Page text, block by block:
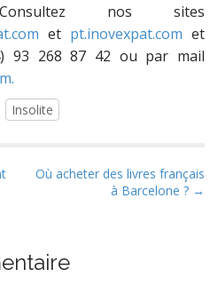
nos sites
et pt.inovexpat.com et
93 268 87 42 ou par mail
Insolite
Où acheter des livres français
à Barcelone ? →